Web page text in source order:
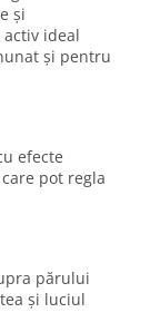
și
ideal
și pentru
efecte
pot regla
părului
și luciul